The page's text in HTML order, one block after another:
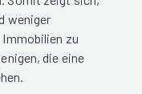
weniger
zu
die eine